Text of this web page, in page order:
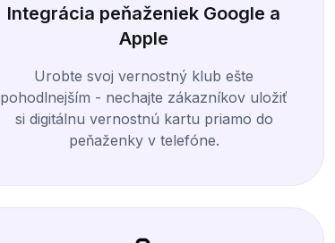
Integrácia peňaženiek Google a
Apple
Urobte svoj vernostný klub ešte
pohodlnejším - nechajte zákazníkov uložiť
si digitálnu vernostnú kartu priamo do
peňaženky v telefóne.